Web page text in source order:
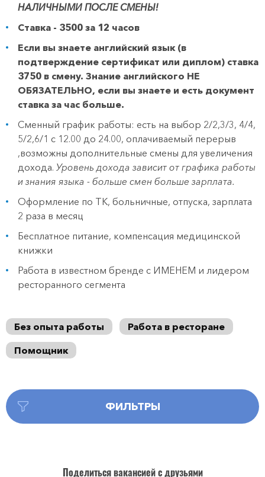
НАЛИЧНЫМИ ПОСЛЕ СМЕНЫ!
Ставка - 3500 за 12 часов
Если вы знаете английский язык (в
подтверждение сертификат или диплом) ставка
3750 в смену. Знание английского НЕ
ОБЯЗАТЕЛЬНО, если вы знаете и есть документ
ставка за час больше.
Сменный график работы: есть на выбор 2/2,3/3, 4/4,
5/2,6/1 с 12.00 до 24.00, оплачиваемый перерыв
,возможны дополнительные смены для увеличения
дохода. Уровень дохода зависит от графика работы
и знания языка - больше смен больше зарплата.
Оформление по ТК, больничные, отпуска, зарплата
2 раза в месяц
Бесплатное питание, компенсация медицинской
книжки
Работа в известном бренде с ИМЕНЕМ и лидером
ресторанного сегмента
Без опыта работы
Работа в ресторане
Помощник
ФИЛЬТРЫ
Поделиться вакансией с друзьями